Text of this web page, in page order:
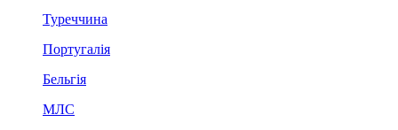
Туреччина
Португалія
Бельгія
МЛС